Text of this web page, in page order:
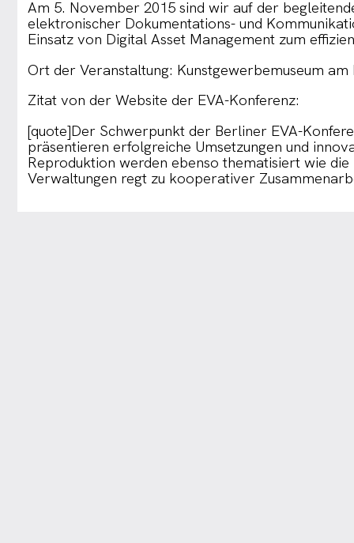
Am 5. November 2015 sind wir auf der
elektronischer Dokumentations- und
Einsatz von Digital Asset Management zum
Ort der Veranstaltung: Kunstgewerbemuseum
Zitat von der Website der EVA-Konferenz:
[quote]Der Schwerpunkt der Berliner EVA-
präsentieren erfolgreiche Umsetzungen und
Reproduktion werden ebenso thematisiert wie
Verwaltungen regt zu kooperativer